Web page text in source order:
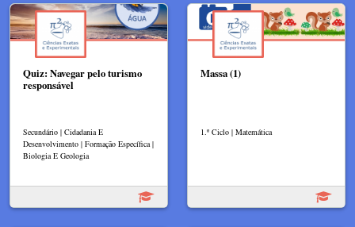
Quiz: Navegar pelo turismo
responsável
Secundário | Cidadania E
Desenvolvimento | Formação Específica |
Biologia E Geologia
Massa (1)
1.º Ciclo | Matemática